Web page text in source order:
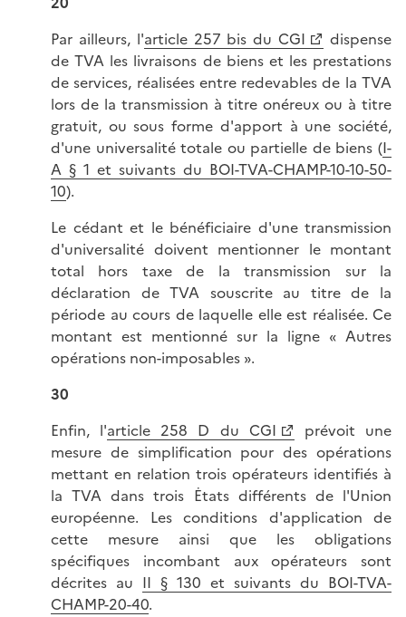
Par ailleurs, l'article 257 bis du CGI
dispense
de TVA les livraisons de biens et les prestations
de services, réalisées entre redevables de la TVA
lors de la transmission à titre onéreux ou à titre
gratuit, ou sous forme d'apport à une société,
d'une universalité totale ou partielle de biens (I-
A § 1 et suivants du BOI-TVA-CHAMP-10-10-50-
10).
Le cédant et le bénéficiaire d'une transmission
d'universalité doivent mentionner le montant
total hors taxe de la transmission sur la
déclaration de TVA souscrite au titre de la
période au cours de laquelle elle est réalisée. Ce
montant est mentionné sur la ligne « Autres
opérations non-imposables ».
30
Enfin, l'article 258 D du CGI
prévoit une
mesure de simplification pour des opérations
mettant en relation trois opérateurs identifiés à
la TVA dans trois Ėtats différents de l'Union
européenne. Les conditions d'application de
cette mesure ainsi que les obligations
spécifiques incombant aux opérateurs sont
décrites au II § 130 et suivants du BOI-TVA-
CHAMP-20-40.